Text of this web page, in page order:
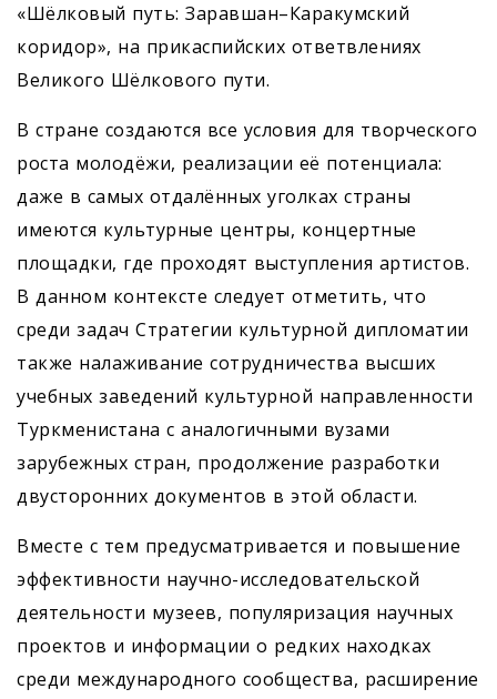
«Шёлковый путь: Заравшан–Каракумский
коридор», на прикаспийских ответвлениях
Великого Шёлкового пути.
В стране создаются все условия для творческого
роста молодёжи, реализации её потенциала:
даже в самых отдалённых уголках страны
имеются культурные центры, концертные
площадки, где проходят выступления артистов.
В данном контексте следует отметить, что
среди задач Стратегии культурной дипломатии
также налаживание сотрудничества высших
учебных заведений культурной направленности
Туркменистана с аналогичными вузами
зарубежных стран, продолжение разработки
двусторонних документов в этой области.
Вместе с тем предусматривается и повышение
эффективности научно-исследовательской
деятельности музеев, популяризация научных
проектов и информации о редких находках
среди международного сообщества, расширение